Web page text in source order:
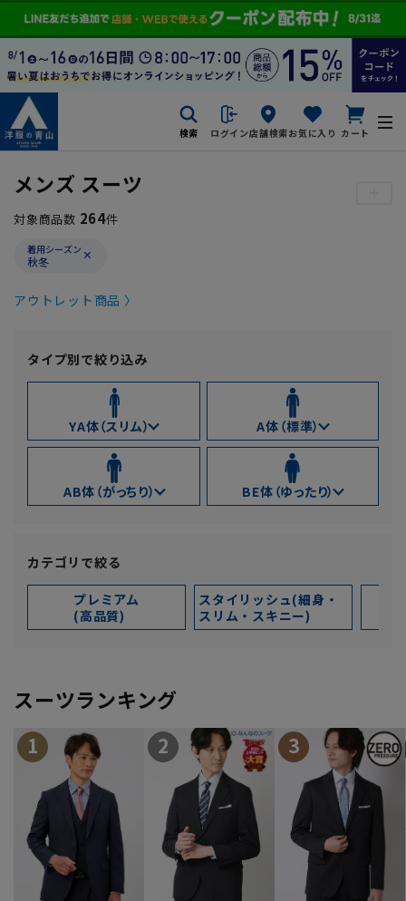
検索 ログイン店舗検索お気に入り カート
メンズ スーツ
対象商品数 264件
着用シーズン
秋冬
アウトレット商品 〉
タイプ別で絞り込み
YA体（スリム） A体（標準）
AB体（がっちり） BE体（ゆったり）
カテゴリで絞る
プレミアム
(高品質)
スタイリッシュ(細身・
スリム・スキニー)
スーツランキング
1 2 3